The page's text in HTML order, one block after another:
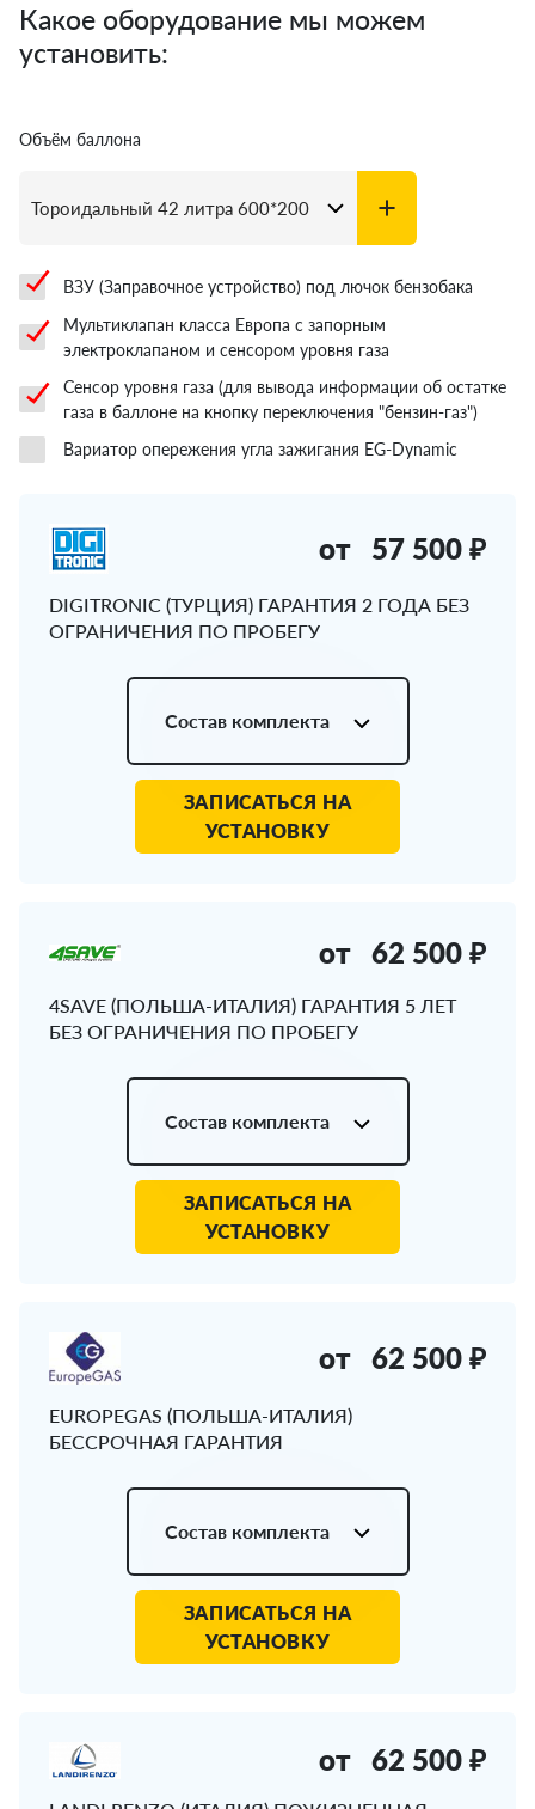
Какое оборудование мы можем
установить:
Объём баллона
ВЗУ (Заправочное устройство) под лючок бензобака
Мультиклапан класса Европа с запорным
электроклапаном и сенсором уровня газа
Сенсор уровня газа (для вывода информации об остатке
газа в баллоне на кнопку переключения "бензин-газ")
Вариатор опережения угла зажигания EG-Dynamic
DIGITRONIC (ТУРЦИЯ) ГАРАНТИЯ 2 ГОДА БЕЗ
ОГРАНИЧЕНИЯ ПО ПРОБЕГУ
от 57 500 ₽
Состав комплекта
ЗАПИСАТЬСЯ НА
УСТАНОВКУ
4SAVE (ПОЛЬША-ИТАЛИЯ) ГАРАНТИЯ 5 ЛЕТ
БЕЗ ОГРАНИЧЕНИЯ ПО ПРОБЕГУ
от 62 500 ₽
Состав комплекта
ЗАПИСАТЬСЯ НА
УСТАНОВКУ
EUROPEGAS (ПОЛЬША-ИТАЛИЯ)
БЕССРОЧНАЯ ГАРАНТИЯ
от 62 500 ₽
Состав комплекта
ЗАПИСАТЬСЯ НА
УСТАНОВКУ
от 62 500 ₽